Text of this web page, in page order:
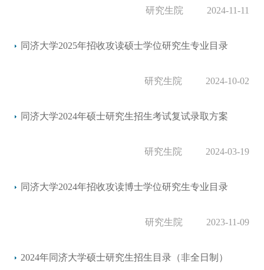
2024-11-11
研究生院
同济大学2025年招收攻读硕士学位研究生专业目录
2024-10-02
研究生院
同济大学2024年硕士研究生招生考试复试录取方案
2024-03-19
研究生院
同济大学2024年招收攻读博士学位研究生专业目录
2023-11-09
研究生院
2024年同济大学硕士研究生招生目录（非全日制）